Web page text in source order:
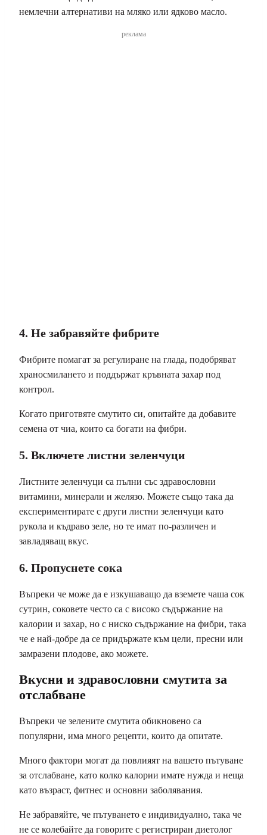
немлечни алтернативи на мляко или ядково масло.
реклама
4. Не забравяйте фибрите
Фибрите помагат за регулиране на глада, подобряват
храносмилането и поддържат кръвната захар под
контрол.
Когато приготвяте смутито си, опитайте да добавите
семена от чиа, които са богати на фибри.
5. Включете листни зеленчуци
Листните зеленчуци са пълни със здравословни
витамини, минерали и желязо. Можете също така да
експериментирате с други листни зеленчуци като
рукола и къдраво зеле, но те имат по-различен и
завладяващ вкус.
6. Пропуснете сока
Въпреки че може да е изкушаващо да вземете чаша сок
сутрин, соковете често са с високо съдържание на
калории и захар, но с ниско съдържание на фибри, така
че е най-добре да се придържате към цели, пресни или
замразени плодове, ако можете.
Вкусни и здравословни смутита за
отслабване
Въпреки че зелените смутита обикновено са
популярни, има много рецепти, които да опитате.
Много фактори могат да повлияят на вашето пътуване
за отслабване, като колко калории имате нужда и неща
като възраст, фитнес и основни заболявания.
Не забравяйте, че пътуването е индивидуално, така че
не се колебайте да говорите с регистриран диетолог